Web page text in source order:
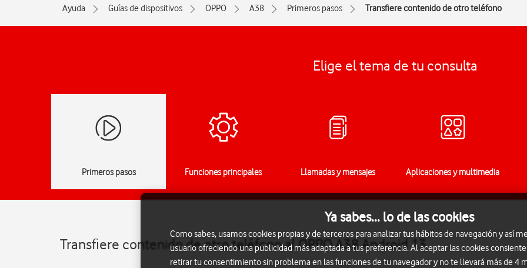
Ayuda Guías de dispositivos OPPO A38 Primeros pasos Transfiere contenido de otro teléfono
Elige el tema de tu consulta
Primeros pasos Funciones principales Llamadas y mensajes Aplicaciones y multimedia
Transfiere contenido de otro teléfono al OPPO A38 Android 13
Ya sabes... lo de las cookies
Como sabes, usamos cookies propias y de terceros para analizar tus hábitos de navegación y así
usuario ofreciendo una publicidad más adaptada a tus preferencia. Al aceptar las cookies
retirar tu consentimiento sin problema en las funciones de tu navegador y no te llevará más de 4